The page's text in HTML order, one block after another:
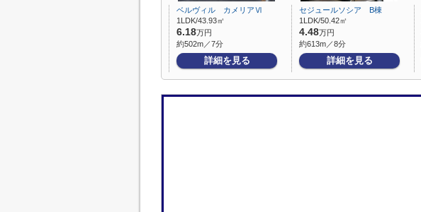
ベルヴィル カメリアⅥ
1LDK/43.93㎡
6.18万円
約502m／7分
詳細を見る
セジュールソシア B棟
1LDK/50.42㎡
4.48万円
約613m／8分
詳細を見る